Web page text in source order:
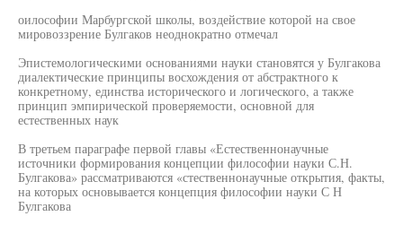
оилософии Марбургской школы, воздействие которой на свое
мировоззрение Булгаков неоднократно отмечал
Эпистемологическими основаниями науки становятся у Булгакова
диалектические принципы восхождения от абстрактного к
конкретному, единства исторического и логического, а также
принцип эмпирической проверяемости, основной для
естественных наук
В третьем параграфе первой главы «Естественнонаучные
источники формирования концепции философии науки С.Н.
Булгакова» рассматриваются «стественнонаучные открытия, факты,
на которых основывается концепция философии науки С Н
Булгакова